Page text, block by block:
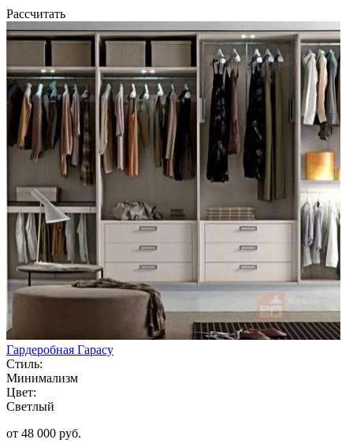
Рассчитать
Гардеробная Гарасу
Стиль:
Минимализм
Цвет:
Светлый
от 48 000 руб.